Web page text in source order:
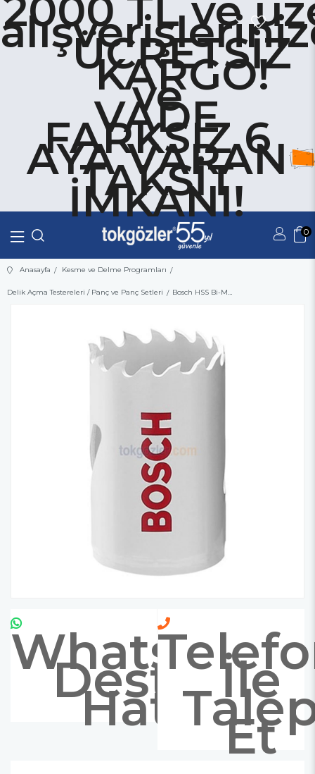
2000 TL ve
ÜCRETSİZ
KARGO!
ve
VADE
FARKSIZ 6
AYA VARAN
TAKSİT
İMKANI!
0
Üye Girişi Üye Ol
Anasayfa Kesme ve Delme Programları
Delik Açma Testereleri / Panç ve Panç Setleri Bosch HSS Bi-Metal Panç - Delik Açma Testeresi 38 mm
Whatsapp
Destek
Hattı İle
Et